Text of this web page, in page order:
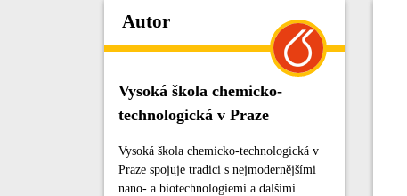
Autor
Vysoká škola chemicko-
technologická v Praze
Vysoká škola chemicko-technologická v
Praze spojuje tradici s nejmodernějšími
nano- a biotechnologiemi a dalšími